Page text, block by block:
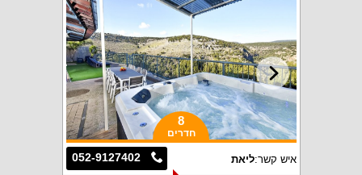
8
חדרים
052-9127402 איש קשר:ליאת